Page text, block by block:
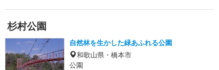
杉村公園
自然林を生かした緑あふれる公園
和歌山県・橋本市
公園